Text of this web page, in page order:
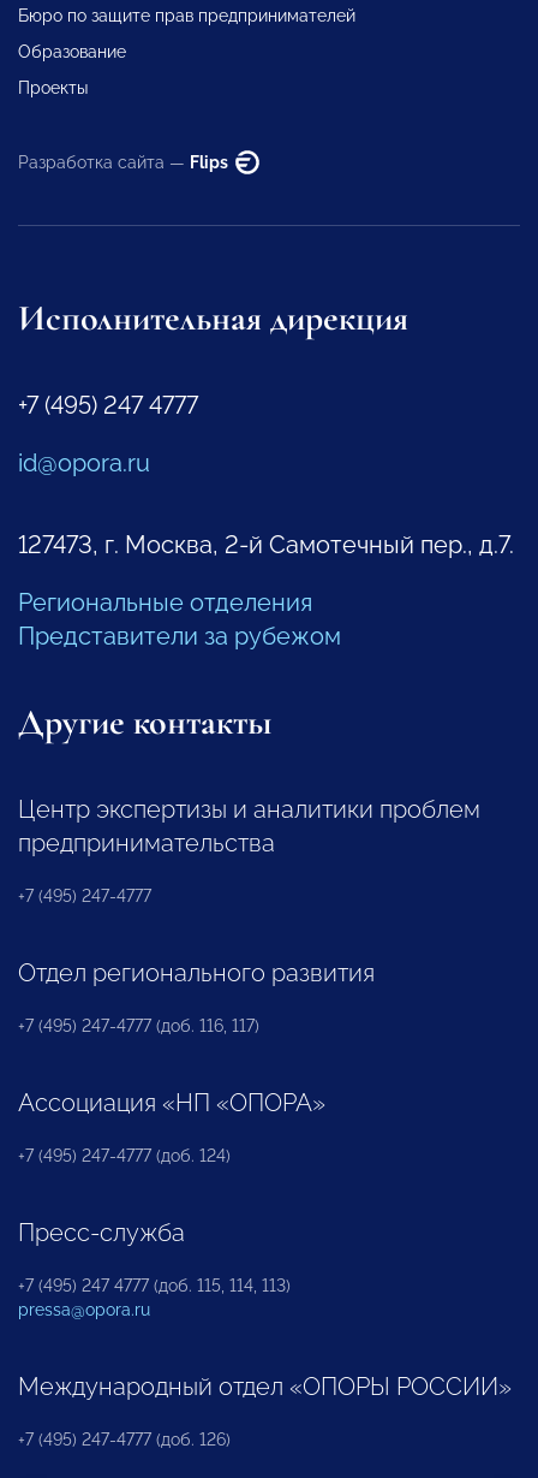
Бюро по защите прав предпринимателей
Образование
Проекты
Разработка сайта — Flips
Исполнительная дирекция
+7 (495) 247 4777
id@opora.ru
127473, г. Москва, 2-й Самотечный пер., д.7.
Региональные отделения
Представители за рубежом
Другие контакты
Центр экспертизы и аналитики проблем
предпринимательства
+7 (495) 247-4777
Отдел регионального развития
+7 (495) 247-4777 (доб. 116, 117)
Ассоциация «НП «ОПОРА»
+7 (495) 247-4777 (доб. 124)
Пресс-служба
+7 (495) 247 4777 (доб. 115, 114, 113)
pressa@opora.ru
Международный отдел «ОПОРЫ РОССИИ»
+7 (495) 247-4777 (доб. 126)